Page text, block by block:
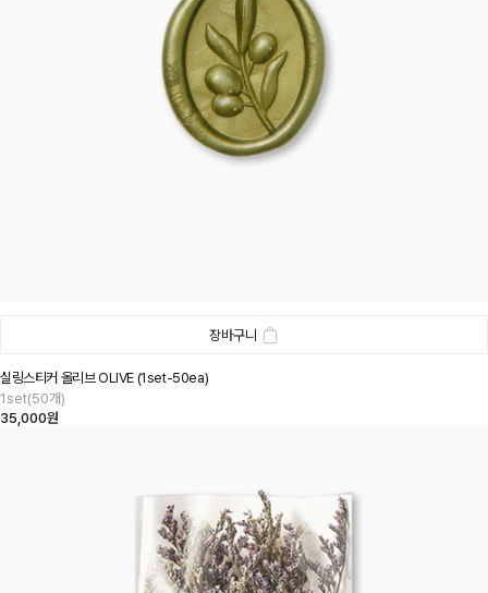
장바구니
실링스티커 올리브 OLIVE (1set-50ea)
1set(50개)
35,000원